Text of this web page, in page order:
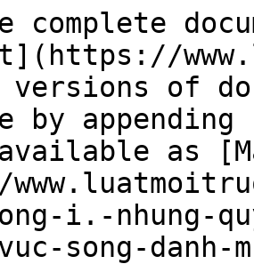
complete
versions of
by
as
i.-nhung-
song-danh-